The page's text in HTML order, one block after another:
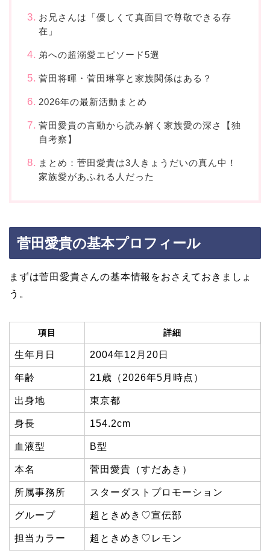
お兄さんは「優しくて真面目で尊敬できる存
在」
弟への超溺愛エピソード5選
菅田将暉・菅田琳寧と家族関係はある？
2026年の最新活動まとめ
菅田愛貴の言動から読み解く家族愛の深さ【独
自考察】
まとめ：菅田愛貴は3人きょうだいの真ん中！
家族愛があふれる人だった
菅田愛貴の基本プロフィール
まずは菅田愛貴さんの基本情報をおさえておきましょ
う。
項目 詳細
生年月日 2004年12月20日
年齢 21歳（2026年5月時点）
出身地 東京都
身長 154.2cm
血液型 B型
本名 菅田愛貴（すだあき）
所属事務所 スターダストプロモーション
グループ 超ときめき♡宣伝部
担当カラー 超ときめき♡レモン